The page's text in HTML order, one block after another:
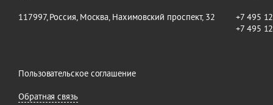
117997, Россия, Москва, Нахимовский проспект, 32
+7 495
+7 495
Пользовательское соглашение
Обратная связь